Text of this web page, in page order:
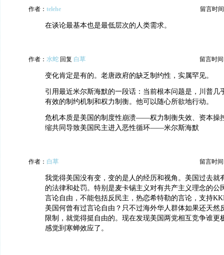
作者： telehe 留言时
在谈论最基本也是最低层次的人类需求。
作者： 水蛇 回复 白草 留言时间
变化肯定是有的。老唐政府的缺乏制约性，实属罕见。
引用最近米尔斯海默的一段话：当前根本问题是，川普几
有效的制约机制和权力制衡。他可以随心所欲地行动。
危机本质是美国的制度性崩溃——权力制衡失效、资本操
缩共同导致美国民主进入恶性循环——米尔斯海默
作者： 白草 留言时间
我觉得美国没有变，变的是人的经历和视角。美国过去就
的法律和处罚。特别是麦卡锡主义对有共产主义理念的公
言论自由，不能包括反民主，热恋希特勒的言论，支持
美国何曾有过言论自由？只不过海外华人群体如果还天然
限制，就觉得挺自由的。现在发现美国两党相互竞争谁更
感觉到寒蝉效应了。